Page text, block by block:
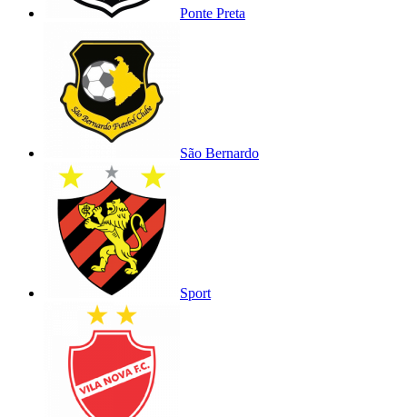
Ponte Preta
São Bernardo
Sport